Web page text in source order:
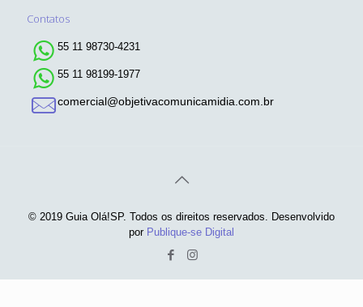
Contatos
55 11 98730-4231
55 11 98199-1977
comercial@objetivacomunicamidia.com.br
© 2019 Guia Olá!SP. Todos os direitos reservados. Desenvolvido
por Publique-se Digital